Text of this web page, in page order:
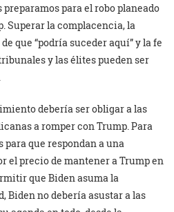
para el robo planeado
Superar la complacencia, la
que “podría suceder aquí” y la fe
y las élites pueden ser
debería ser obligar a las
a romper con Trump. Para
que respondan a una
el precio de mantener a Trump en
que Biden asuma la
Biden no debería asustar a las